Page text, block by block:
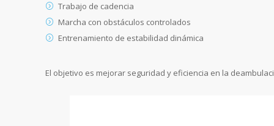
Trabajo de cadencia
Marcha con obstáculos controlados
Entrenamiento de estabilidad dinámica
El objetivo es mejorar seguridad y eficiencia en la